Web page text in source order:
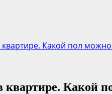
Какой пол
квартире. Какой